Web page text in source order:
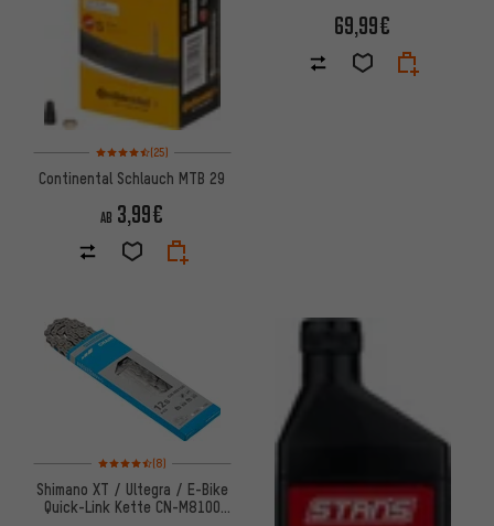
Bewertungen: 4,5 von 5 basierend auf 25 Bewertungen
(25)
Continental Schlauch MTB 29
AB 3,99€
69,99€
Bewertungen: 4,5 von 5 basierend auf 8 Bewertungen
(8)
Shimano XT / Ultegra / E-Bike
Quick-Link Kette CN-M8100